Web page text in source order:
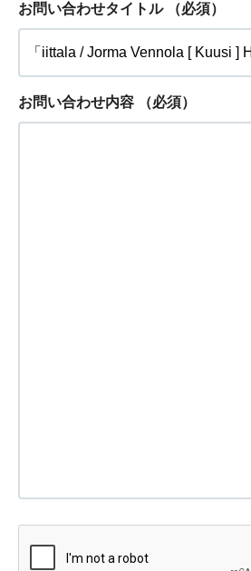
お問い合わせタイトル （必須）
お問い合わせ内容 （必須）